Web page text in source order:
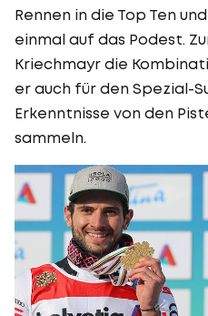
Rennen in die Top Ten
einmal auf das Podest.
Kriechmayr die
er auch für den Spezial-
Erkenntnisse von den
sammeln.